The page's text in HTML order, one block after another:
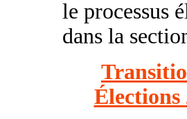
le processus
dans la
Élections